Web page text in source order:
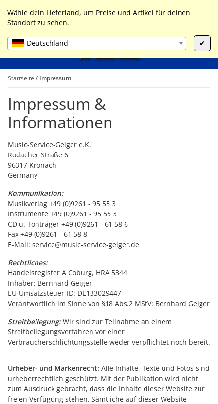
Wähle dein Lieferland, um Preise und Artikel für deinen
Standort zu sehen.
Deutschland ✔
Liste ist leer
Startseite Impressum
Impressum &
Informationen
Music-Service-Geiger e.K.
Rodacher Straße 6
96317 Kronach
Germany
Kommunikation:
Musikverlag +49 (0)9261 - 95 55 3
Instrumente +49 (0)9261 - 95 55 3
CD u. Tonträger +49 (0)9261 - 61 58 6
Fax +49 (0)9261 - 61 58 8
E-Mail: service@music-service-geiger.de
Rechtliches:
Handelsregister A Coburg, HRA 5344
Inhaber: Bernhard Geiger
EU-Umsatzsteuer-ID: DE133029447
Verantwortlich im Sinne von §18 Abs.2 MStV: Bernhard Geiger
Streitbeilegung:Wir sind zur Teilnahme an einem
Streitbeilegungsverfahren vor einer
Verbraucherschlichtungsstelle weder verpflichtet noch bereit.
Urheber- und Markenrecht: Alle Inhalte, Texte und Fotos sind
urheberrechtlich geschützt. Mit der Publikation wird nicht
zum Ausdruck gebracht, dass die Inhalte dieser Website zur
freien Verfügung stehen. Sämtliche auf dieser Website